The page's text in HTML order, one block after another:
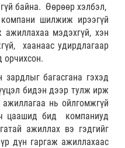
байна. Өөрөөр хэлбэл,
шилжиж ирээгүй
мэдэхгүй, хэн
хаанаас удирдлагаар
орчихсон.
багасгана гэхэд
бидэн дээр тулж ирж
нь ойлгомжгүй
цаашид бид компаниуд
ажиллах вэ гэдгийг
дүн гаргаж ажиллахаас